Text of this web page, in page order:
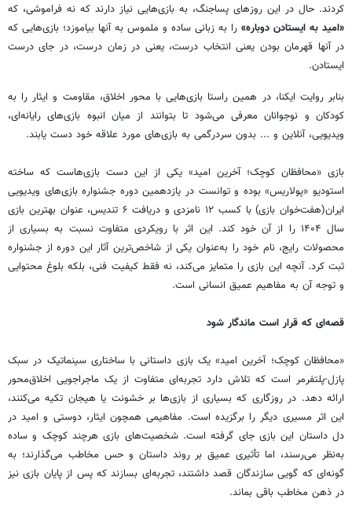
کردند. حال در این روزهای پساجنگ، به بازی‌هایی نیاز دارند که نه فراموشی، که
«امید به ایستادن دوباره» را به زبانی ساده و ملموس به آنها بیاموزد؛ بازی‌هایی که
در آنها قهرمان بودن یعنی انتخاب درست، یعنی در زمان درست، در جای درست
ایستادن.
بنابر روایت ایکنا، در همین راستا بازی‌هایی با محور اخلاق، مقاومت و ایثار را به
کودکان و نوجوانان معرفی می‌شود تا بتوانند از میان انبوه بازی‌های رایانه‌ای،
ویدیویی، آنلاین و ... بدون سردرگمی به بازی‌های مورد علاقه خود دست یابند.
بازی «محافظان کوچک؛ آخرین امید» یکی از این دست بازی‌هاست که ساخته
استودیو «پولاریس» بوده و توانست در یازدهمین دوره جشنواره بازی‌های ویدیویی
ایران(هفت‌خوان بازی) با کسب ۱۲ نامزدی و دریافت ۶ تندیس، عنوان بهترین بازی
سال ۱۴۰۴ را از آن خود کند. این اثر با رویکردی متفاوت نسبت به بسیاری از
محصولات رایج، نام خود را به‌عنوان یکی از شاخص‌ترین آثار این دوره از جشنواره
ثبت کرد. آنچه این بازی را متمایز می‌کند، نه فقط کیفیت فنی، بلکه بلوغ محتوایی
و توجه آن به مفاهیم عمیق انسانی است.
قصه‌ای که قرار است ماندگار شود
«محافظان کوچک؛ آخرین امید» یک بازی داستانی با ساختاری سینماتیک در سبک
پازل-پلتفرمر است که تلاش دارد تجربه‌ای متفاوت از یک ماجراجویی اخلاق‌محور
ارائه دهد. در روزگاری که بسیاری از بازی‌ها بر خشونت یا هیجان تکیه می‌کنند،
این اثر مسیری دیگر را برگزیده است. مفاهیمی همچون ایثار، دوستی و امید در
دل داستان این بازی جای گرفته است. شخصیت‌های بازی هرچند کوچک و ساده
به‌نظر می‌رسند، اما تأثیری عمیق بر روند داستان و حس مخاطب می‌گذارند؛ به
گونه‌ای که گویی سازندگان قصد داشتند، تجربه‌ای بسازند که پس از پایان بازی نیز
در ذهن مخاطب باقی بماند.